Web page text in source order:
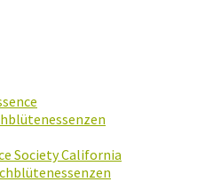
Society California